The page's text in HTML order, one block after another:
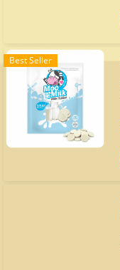
Best Seller